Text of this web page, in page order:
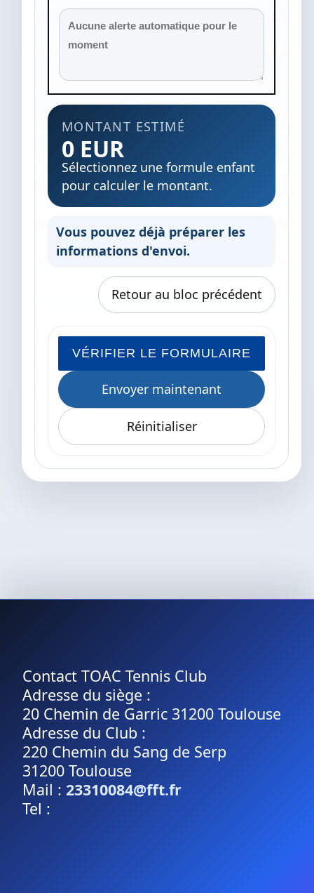
MONTANT ESTIMÉ
0 EUR
Sélectionnez une formule enfant
pour calculer le montant.
Vous pouvez déjà préparer les
informations d'envoi.
Retour au bloc précédent
VÉRIFIER LE FORMULAIRE
Envoyer maintenant
Réinitialiser
Contact TOAC Tennis Club
Adresse du siège :
20 Chemin de Garric 31200 Toulouse
Adresse du Club :
220 Chemin du Sang de Serp
31200 Toulouse
Mail : 23310084@fft.fr
Tel :